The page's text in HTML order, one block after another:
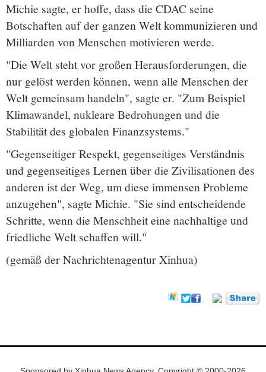
Michie sagte, er hoffe, dass die CDAC seine
Botschaften auf der ganzen Welt kommunizieren und
Milliarden von Menschen motivieren werde.
"Die Welt steht vor großen Herausforderungen, die
nur gelöst werden können, wenn alle Menschen der
Welt gemeinsam handeln", sagte er. "Zum Beispiel
Klimawandel, nukleare Bedrohungen und die
Stabilität des globalen Finanzsystems."
"Gegenseitiger Respekt, gegenseitiges Verständnis
und gegenseitiges Lernen über die Zivilisationen des
anderen ist der Weg, um diese immensen Probleme
anzugehen", sagte Michie. "Sie sind entscheidende
Schritte, wenn die Menschheit eine nachhaltige und
friedliche Welt schaffen will."
(gemäß der Nachrichtenagentur Xinhua)